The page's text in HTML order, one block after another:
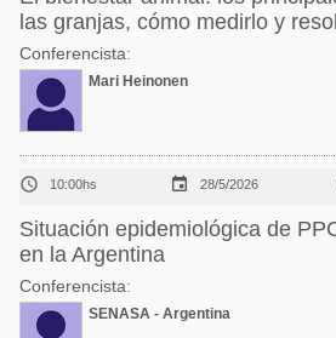
las granjas, cómo medirlo y
Conferencista:
Mari Heinonen
 10:00hs  28/5/2026
Situación epidemiológica de
en la Argentina
Conferencista:
SENASA - Argentina